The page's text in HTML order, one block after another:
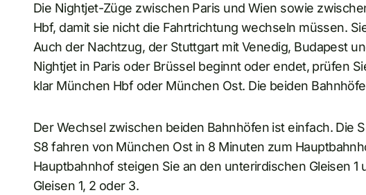
Die Nightjet-Züge zwischen Paris und Wien sowie
Hbf, damit sie nicht die Fahrtrichtung wechseln müssen.
Auch der Nachtzug, der Stuttgart mit Venedig, Budapest
Nightjet in Paris oder Brüssel beginnt oder endet, prüfen
klar München Hbf oder München Ost. Die beiden
Der Wechsel zwischen beiden Bahnhöfen ist einfach. Die
S8 fahren von München Ost in 8 Minuten zum
Hauptbahnhof steigen Sie an den unterirdischen Gleisen 1
Gleisen 1, 2 oder 3.